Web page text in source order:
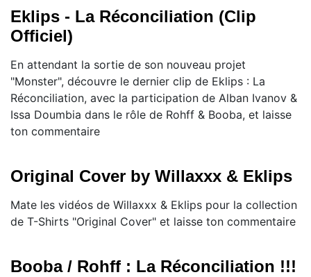
Eklips - La Réconciliation (Clip
Officiel)
En attendant la sortie de son nouveau projet
"Monster", découvre le dernier clip de Eklips : La
Réconciliation, avec la participation de Alban Ivanov &
Issa Doumbia dans le rôle de Rohff & Booba, et laisse
ton commentaire
Original Cover by Willaxxx & Eklips
Mate les vidéos de Willaxxx & Eklips pour la collection
de T-Shirts "Original Cover" et laisse ton commentaire
Booba / Rohff : La Réconciliation !!!